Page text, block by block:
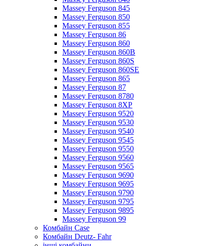
Massey Ferguson 845
Massey Ferguson 850
Massey Ferguson 855
Massey Ferguson 86
Massey Ferguson 860
Massey Ferguson 860B
Massey Ferguson 860S
Massey Ferguson 860SE
Massey Ferguson 865
Massey Ferguson 87
Massey Ferguson 8780
Massey Ferguson 8XP
Massey Ferguson 9520
Massey Ferguson 9530
Massey Ferguson 9540
Massey Ferguson 9545
Massey Ferguson 9550
Massey Ferguson 9560
Massey Ferguson 9565
Massey Ferguson 9690
Massey Ferguson 9695
Massey Ferguson 9790
Massey Ferguson 9795
Massey Ferguson 9895
Massey Ferguson 99
Комбайн Case
Комбайн Deutz- Fahr